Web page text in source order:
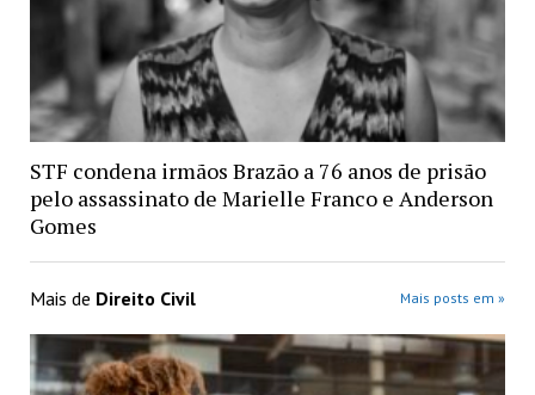
STF condena irmãos Brazão a 76 anos de prisão
pelo assassinato de Marielle Franco e Anderson
Gomes
Mais de Direito Civil Mais posts em »